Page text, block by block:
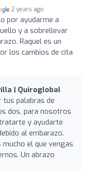
2 years ago
por ayudarme a
y a sobrellevar
Raquel es un
los cambios de cita
| Quiroglobal
tus palabras de
dos, para nosotros
y ayudarte
al embarazo.
el que vengas
Un abrazo